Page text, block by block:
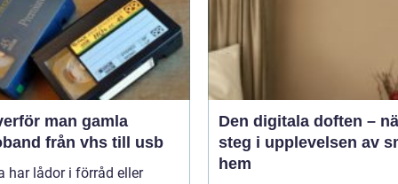
man gamla
från vhs till usb
har lådor i förråd eller
Den digitala doften –
steg i upplevelsen av
hem